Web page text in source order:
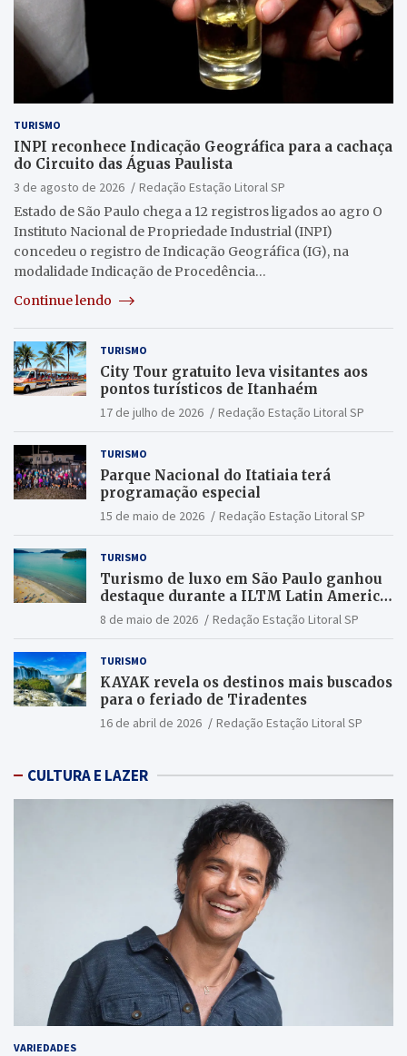
TURISMO
INPI reconhece Indicação Geográfica para a cachaça
do Circuito das Águas Paulista
3 de agosto de 2026
Redação Estação Litoral SP
Estado de São Paulo chega a 12 registros ligados ao agro O
Instituto Nacional de Propriedade Industrial (INPI)
concedeu o registro de Indicação Geográfica (IG), na
modalidade Indicação de Procedência…
Continue lendo
TURISMO
City Tour gratuito leva visitantes aos
pontos turísticos de Itanhaém
17 de julho de 2026 Redação Estação Litoral SP
TURISMO
Parque Nacional do Itatiaia terá
programação especial
15 de maio de 2026 Redação Estação Litoral SP
TURISMO
Turismo de luxo em São Paulo ganhou
destaque durante a ILTM Latin America
2026
8 de maio de 2026 Redação Estação Litoral SP
TURISMO
KAYAK revela os destinos mais buscados
para o feriado de Tiradentes
16 de abril de 2026 Redação Estação Litoral SP
CULTURA E LAZER
VARIEDADES